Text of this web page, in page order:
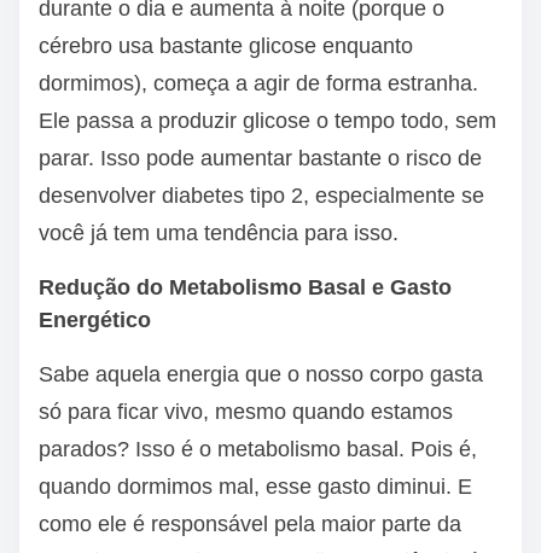
durante o dia e aumenta à noite (porque o
cérebro usa bastante glicose enquanto
dormimos), começa a agir de forma estranha.
Ele passa a produzir glicose o tempo todo, sem
parar. Isso pode aumentar bastante o risco de
desenvolver diabetes tipo 2, especialmente se
você já tem uma tendência para isso.
Redução do Metabolismo Basal e Gasto
Energético
Sabe aquela energia que o nosso corpo gasta
só para ficar vivo, mesmo quando estamos
parados? Isso é o metabolismo basal. Pois é,
quando dormimos mal, esse gasto diminui. E
como ele é responsável pela maior parte da